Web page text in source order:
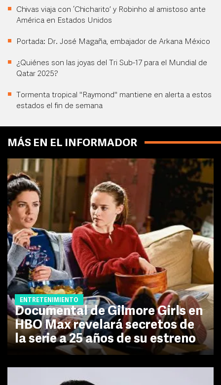
Chivas viaja con ‘Chicharito’ y Robinho al amistoso ante
América en Estados Unidos
Portada: Dr. José Magaña, embajador de Arkana México
¿Quiénes son las joyas del Tri Sub-17 para el Mundial de
Qatar 2025?
Tormenta tropical "Raymond" mantiene en alerta a estos
estados el fin de semana
MÁS EN EL INFORMADOR
ENTRETENIMIENTO
Documental de Gilmore Girls en
HBO Max revelará secretos de
la serie a 25 años de su estreno